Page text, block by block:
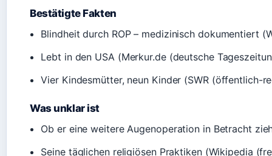
Bestätigte Fakten
Blindheit durch ROP – medizinisch dokumentiert
Lebt in den USA (Merkur.de (deutsche
Vier Kindesmütter, neun Kinder (SWR (öffentlich-
Was unklar ist
Ob er eine weitere Augenoperation in Betracht
Seine täglichen religiösen Praktiken (Wikipedia